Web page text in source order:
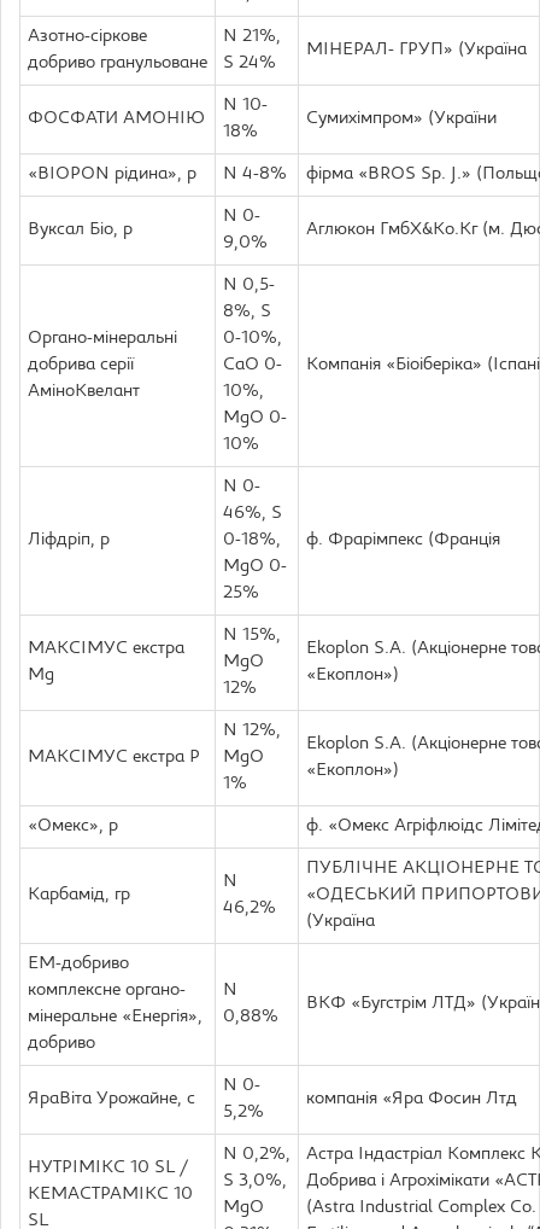
Азотно-сіркове
добриво гранульоване
N 21%,
S 24%
МІНЕРАЛ- ГРУП» (Україна
ФОСФАТИ АМОНІЮ
N 10-
18%
Сумихімпром» (України
«BIOPON рідина», р N 4-8% фірма «BROS Sp. J.»
Вуксал Біо, р
N 0-
9,0%
Аглюкон ГмбХ&Ко.Кг (м.
Органо-мінеральні
добрива серії
АміноКвелант
N 0,5-
8%, S
0-10%,
CaO 0-
10%,
MgO 0-
10%
Компанія «Біоіберіка»
Ліфдріп, р
N 0-
46%, S
0-18%,
MgO 0-
25%
ф. Фрарімпекс (Франція
МАКСIМУС екстра
Mg
N 15%,
MgO
12%
Ekoplon S.A. (Акціонерне
«Екоплон»)
МАКСIМУС екстра Р
N 12%,
MgO
1%
Ekoplon S.A. (Акціонерне
«Екоплон»)
«Омекс», р ф. «Омекс Агріфлюідс
Карбамід, гр
N
46,2%
ПУБЛІЧНЕ АКЦІОНЕРНЕ
«ОДЕСЬКИЙ
(Україна
ЕМ-добриво
комплексне органо-
мінеральне «Енергія»,
добриво
N
0,88%
ВКФ «Бугстрім ЛТД»
ЯраВіта Урожайне, с
N 0-
5,2%
компанія «Яра Фосин Лтд
НУТРІМІКС 10 SL /
КЕМАСТРАМІКС 10
SL
N 0,2%,
S 3,0%,
MgO
Астра Індастріал Комплекс
Добрива і Aгрохімікати
(Astra Industrial Complex Co.